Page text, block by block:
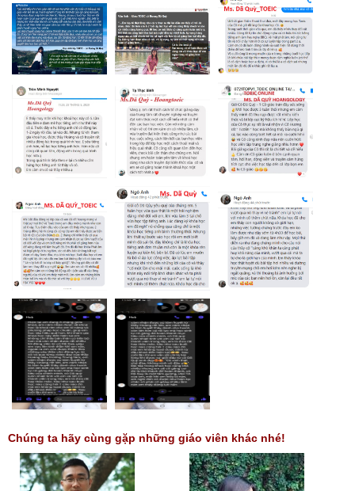
Chúng ta hãy cùng gặp những giáo viên khác nhé!